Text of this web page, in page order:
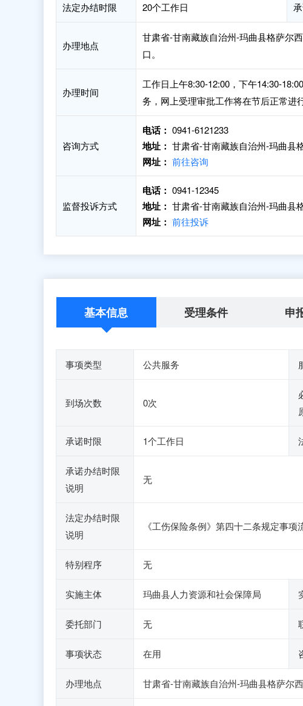
法定办结时限 20个工作日
办理地点
甘肃省-甘南藏族自治州-玛曲县格萨尔
口。
办理时间
工作日上午8:30-12:00，下午14:30-
务，网上受理审批工作将在节后正常进行
咨询方式
电话： 0941-6121233
地址： 甘肃省-甘南藏族自治州-玛曲县
网址： 前往咨询
监督投诉方式
电话： 0941-12345
地址： 甘肃省-甘南藏族自治州-玛曲县
网址： 前往投诉
基本信息 受理条件 申
事项类型 公共服务
到场次数 0次
承诺时限 1个工作日
承诺办结时限
说明
无
法定办结时限
说明
《工伤保险条例》第四十二条规定事项
特别程序 无
实施主体 玛曲县人力资源和社会保障局
委托部门 无
事项状态 在用
办理地点 甘肃省-甘南藏族自治州-玛曲县格萨尔